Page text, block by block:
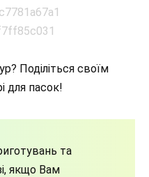
Поділіться своїм
для пасок!
та
якщо Вам